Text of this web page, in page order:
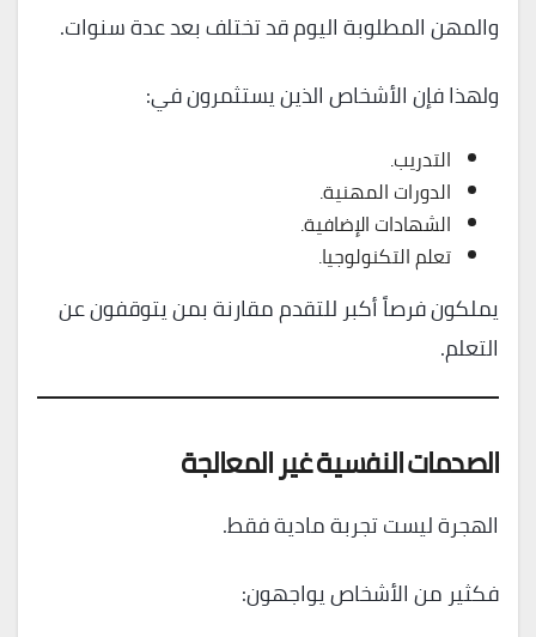
والمهن المطلوبة اليوم قد تختلف بعد عدة سنوات.
ولهذا فإن الأشخاص الذين يستثمرون في:
التدريب.
الدورات المهنية.
الشهادات الإضافية.
تعلم التكنولوجيا.
يملكون فرصاً أكبر للتقدم مقارنة بمن يتوقفون عن
التعلم.
الصدمات النفسية غير المعالجة
الهجرة ليست تجربة مادية فقط.
فكثير من الأشخاص يواجهون: